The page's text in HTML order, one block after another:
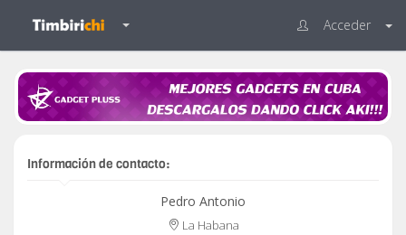
Acceder
Información de contacto:
Pedro Antonio
La Habana